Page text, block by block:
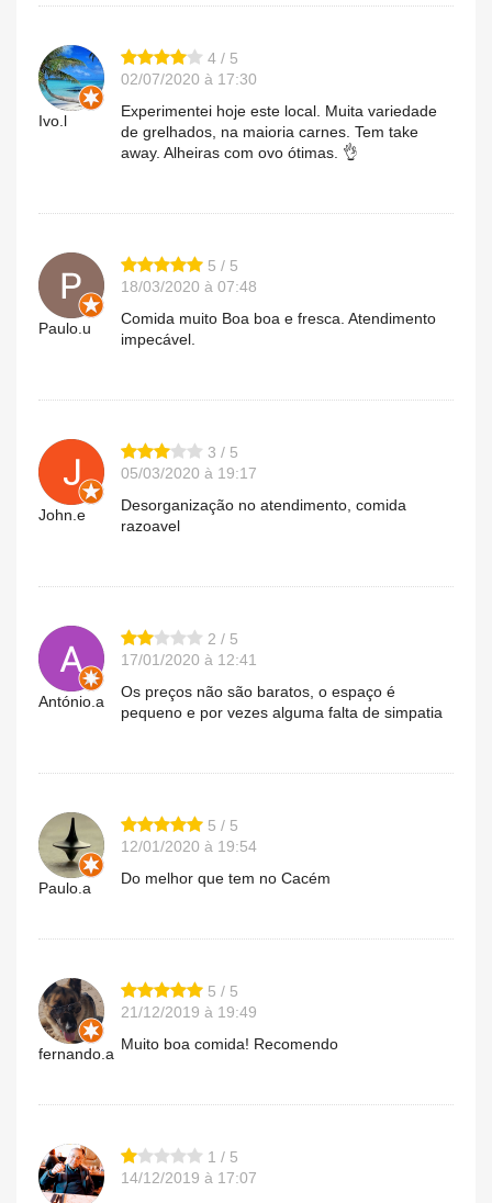
Ivo.l
4 / 5
02/07/2020 à 17:30
Experimentei hoje este local. Muita variedade
de grelhados, na maioria carnes. Tem take
away. Alheiras com ovo ótimas. 👌
Paulo.u
5 / 5
18/03/2020 à 07:48
Comida muito Boa boa e fresca. Atendimento
impecável.
John.e
3 / 5
05/03/2020 à 19:17
Desorganização no atendimento, comida
razoavel
António.a
2 / 5
17/01/2020 à 12:41
Os preços não são baratos, o espaço é
pequeno e por vezes alguma falta de simpatia
Paulo.a
5 / 5
12/01/2020 à 19:54
Do melhor que tem no Cacém
fernando.a
5 / 5
21/12/2019 à 19:49
Muito boa comida! Recomendo
1 / 5
14/12/2019 à 17:07